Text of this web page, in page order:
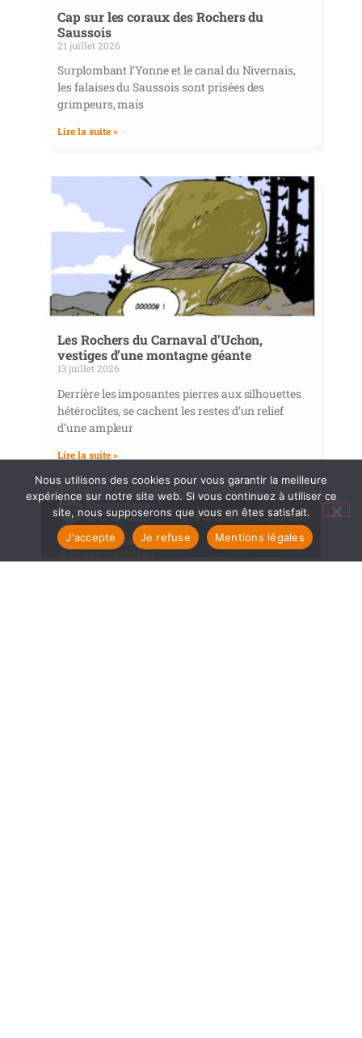
Cap sur les coraux des Rochers du
Saussois
21 juillet 2026
Surplombant l’Yonne et le canal du Nivernais,
les falaises du Saussois sont prisées des
grimpeurs, mais
Lire la suite »
Les Rochers du Carnaval d’Uchon,
vestiges d’une montagne géante
13 juillet 2026
Derrière les imposantes pierres aux silhouettes
hétéroclites, se cachent les restes d’un relief
d’une ampleur
Lire la suite »
Nous utilisons des cookies pour vous garantir la meilleure
expérience sur notre site web. Si vous continuez à utiliser ce
site, nous supposerons que vous en êtes satisfait.
J'accepte
Je refuse Mentions légales